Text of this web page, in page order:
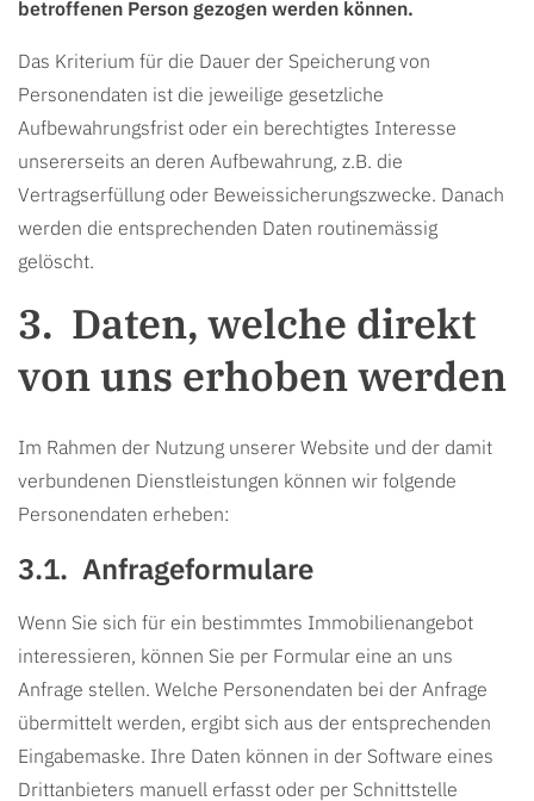
betroffenen Person gezogen werden können.
Das Kriterium für die Dauer der Speicherung von
Personendaten ist die jeweilige gesetzliche
Aufbewahrungsfrist oder ein berechtigtes Interesse
unsererseits an deren Aufbewahrung, z.B. die
Vertragserfüllung oder Beweissicherungszwecke. Danach
werden die entsprechenden Daten routinemässig
gelöscht.
Daten, welche direkt
von uns erhoben werden
Im Rahmen der Nutzung unserer Website und der damit
verbundenen Dienstleistungen können wir folgende
Personendaten erheben:
Anfrageformulare
Wenn Sie sich für ein bestimmtes Immobilienangebot
interessieren, können Sie per Formular eine an uns
Anfrage stellen. Welche Personendaten bei der Anfrage
übermittelt werden, ergibt sich aus der entsprechenden
Eingabemaske. Ihre Daten können in der Software eines
Drittanbieters manuell erfasst oder per Schnittstelle